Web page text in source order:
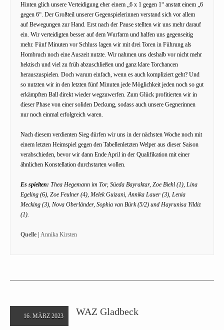
Hinten glich unsere Verteidigung eher einem „6 x 1 gegen 1“ anstatt einem „6
gegen 6“. Der Großteil unserer Gegenspielerinnen verstand sich vor allem
auf Bewegungen zur Hand. Erst nach der Pause stellten wir uns mehr darauf
ein. Wir verteidigten besser auf dem Wurfarm und halfen uns gegenseitig
mehr. Fünf Minuten vor Schluss lagen wir mit drei Toren in Führung als
Hombruch noch eine Auszeit nutzte. Wir nahmen uns deshalb vor nicht mehr
hektisch und viel zu früh abzuschließen und ganz klare Torchancen
herauszuspielen. Doch warum einfach, wenn es auch kompliziert geht? Und
so nutzten wir in den letzten fünf Minuten jede Möglichkeit jeden noch so gut
erkämpften Ball direkt wieder wegzuwerfen. Zum Glück profitierten wir in
dieser Phase von einer soliden Deckung, sodass auch unsere Gegnerinnen
nur noch einmal erfolgreich waren.
Nach diesem verdienten Sieg dürfen wir uns in der nächsten Woche noch mit
einem letzten Heimspiel gegen den Tabellenletzten Welper aus dieser Saison
verabschieden, bevor wir dann Ende April in der Qualifikation mit einer
ähnlichen Konstellation durchstarten wollen.
Es spielten: Thea Hegemann im Tor, Süeda Bayraktar, Zoe Biehl (1), Lina
Egeling (6), Zoe Feulner (4), Melek Guizani, Annika Lauer (3), Lenia
Mecking (3), Nova Oberländer, Sophia van Bürk (5/2) und Hayrunisa Yildiz
(1).
Quelle | Annika Kirsten
16. MÄRZ 2023 WAZ Gladbeck